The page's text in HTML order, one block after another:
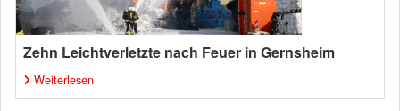
Zehn Leichtverletzte nach Feuer in Gernsheim
Weiterlesen